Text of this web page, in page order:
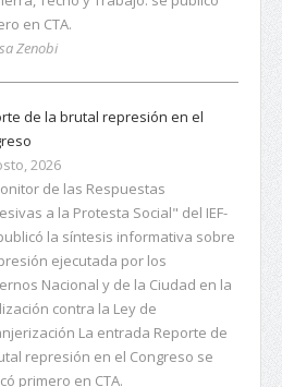
en CTA.
Zenobi
de la brutal represión en el
2026
de las Respuestas
a la Protesta Social" del IEF-
la síntesis informativa sobre
ejecutada por los
Nacional y de la Ciudad en la
contra la Ley de
La entrada Reporte de
represión en el Congreso se
primero en CTA.